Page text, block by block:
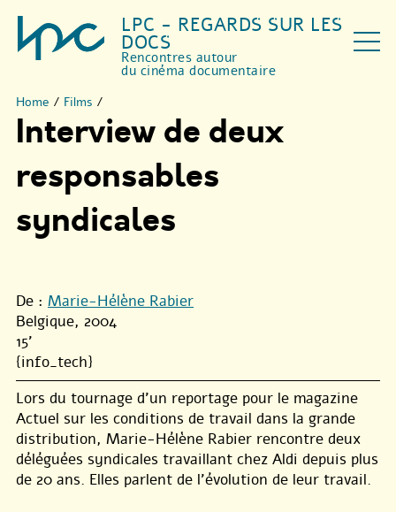
LPC - REGARDS SUR LES
DOCS
Rencontres autour
du cinéma documentaire
Home / Films /
Interview de deux
responsables
syndicales
De : Marie-Hélène Rabier
Belgique, 2004
15'
{info_tech}
Lors du tournage d’un reportage pour le magazine
Actuel sur les conditions de travail dans la grande
distribution, Marie-Hélène Rabier rencontre deux
déléguées syndicales travaillant chez Aldi depuis plus
de 20 ans. Elles parlent de l’évolution de leur travail.